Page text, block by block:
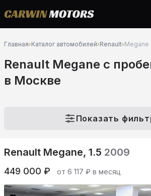
Главная›Каталог автомобилей›Renault›Megane
Renault Megane c
в Москве
Показать
Renault Megane, 1.5 2009
449 000 ₽ от 6 117 ₽ в месяц